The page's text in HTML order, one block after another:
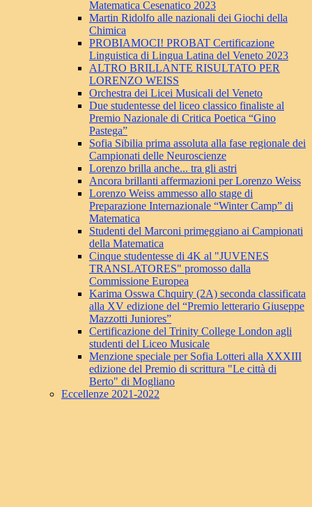
Matematica Cesenatico 2023
Martin Ridolfo alle nazionali dei Giochi della
Chimica
PROBIAMOCI! PROBAT Certificazione
Linguistica di Lingua Latina del Veneto 2023
ALTRO BRILLANTE RISULTATO PER
LORENZO WEISS
Orchestra dei Licei Musicali del Veneto
Due studentesse del liceo classico finaliste al
Premio Nazionale di Critica Poetica “Gino
Pastega”
Sofia Sibilia prima assoluta alla fase regionale dei
Campionati delle Neuroscienze
Lorenzo brilla anche... tra gli astri
Ancora brillanti affermazioni per Lorenzo Weiss
Lorenzo Weiss ammesso allo stage di
Preparazione Internazionale “Winter Camp” di
Matematica
Studenti del Marconi primeggiano ai Campionati
della Matematica
Cinque studentesse di 4K al "JUVENES
TRANSLATORES" promosso dalla
Commissione Europea
Karima Osswa Chquiry (2A) seconda classificata
alla XV edizione del “Premio letterario Giuseppe
Mazzotti Juniores”
Certificazione del Trinity College London agli
studenti del Liceo Musicale
Menzione speciale per Sofia Lotteri alla XXXIII
edizione del Premio di scrittura "Le città di
Berto" di Mogliano
Eccellenze 2021-2022